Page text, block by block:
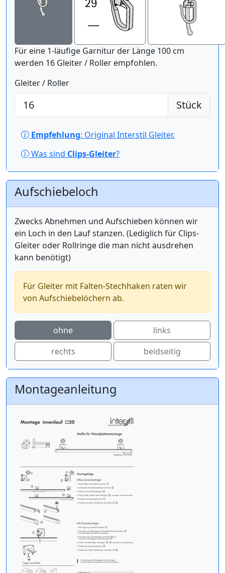
Für eine 1-läufige Garnitur der Länge 100 cm
werden 16 Gleiter / Roller empfohlen.
Gleiter / Roller
Stück
Empfehlung: Original Interstil Gleiter.
Was sind Clips-Gleiter?
Aufschiebeloch
Zwecks Abnehmen und Aufschieben können wir
ein Loch in den Lauf stanzen. (Lediglich für Clips-
Gleiter oder Rollringe die man nicht ausdrehen
kann benötigt)
Für Gleiter mit Falten-Stechhaken raten wir
von Aufschiebelöchern ab.
ohne
links
rechts
beidseitig
Montageanleitung